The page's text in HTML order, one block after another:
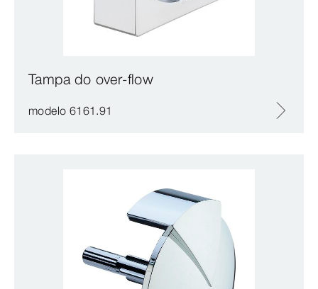
Tampa do over-flow
modelo 6161.91